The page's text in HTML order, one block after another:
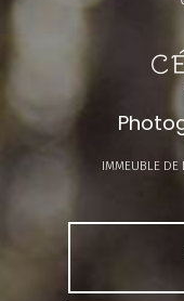
IMMEUBLE DE